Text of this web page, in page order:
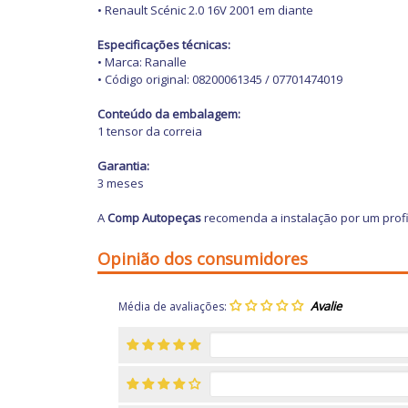
• Renault Scénic 2.0 16V 2001 em diante
Especificações técnicas:
• Marca: Ranalle
• Código original: 08200061345 / 07701474019
Conteúdo da embalagem:
1 tensor da correia
Garantia:
3 meses
AComp Autopeçasrecomenda a instalação por um
Opinião dos consumidores
Média de avaliações: